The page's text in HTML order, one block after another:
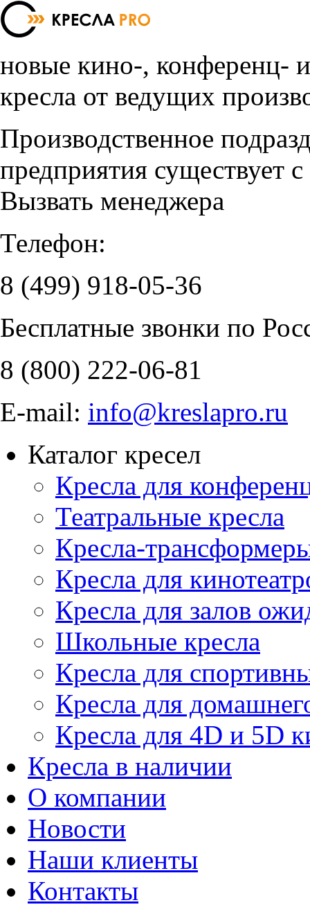
новые кино-, конференц-
кресла от ведущих
Производственное
предприятия существует
Вызвать менеджера
Телефон:
8 (499) 918-05-36
Бесплатные звонки по
8 (800) 222-06-81
E-mail: info@kreslapro.ru
Каталог кресел
Кресла для
Театральные кресла
Кресла-
Кресла для
Кресла для залов
Школьные кресла
Кресла для
Кресла для
Кресла для 4D и 5D
Кресла в наличии
О компании
Новости
Наши клиенты
Контакты